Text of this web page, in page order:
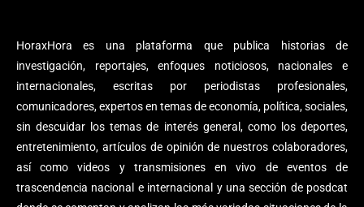
HoraxHora es una plataforma que publica historias de
investigación, reportajes, enfoques noticiosos, nacionales e
internacionales, escritas por periodistas profesionales,
comunicadores, expertos en temas de economía, política, sociales,
sin descuidar los temas de interés general, como los deportes,
entretenimiento, artículos de opinión de nuestros colaboradores,
así como videos y transmisiones en vivo de eventos de
trascendencia nacional e internacional y una sección de posdcat